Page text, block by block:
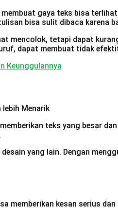
gaya teks bisa
bisa sulit dibaca karena
mencolok, tetapi dapat
dapat membuat tidak
Keunggulannya
teks yang besar
yang lain. Dengan
memberikan kesan serius